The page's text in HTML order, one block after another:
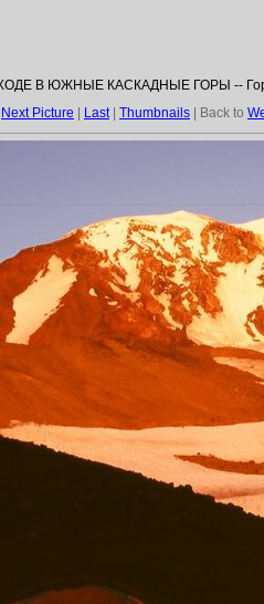
В ЮЖНЫЕ КАСКАДНЫЕ ГОРЫ -- Гора
Next Picture Last| Thumbnails | Back to